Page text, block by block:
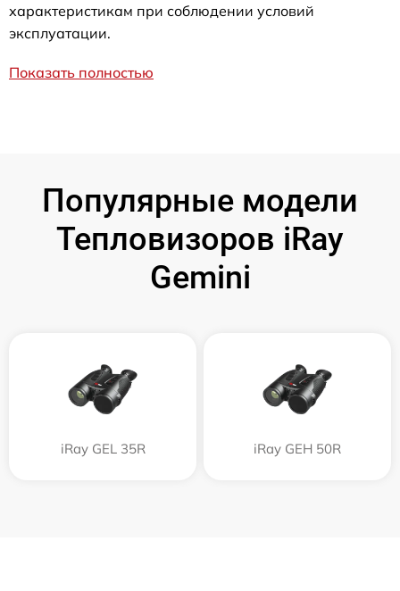
характеристикам при соблюдении условий
эксплуатации.
Показать полностью
Популярные модели
Тепловизоров iRay
Gemini
iRay GEL 35R iRay GEH 50R